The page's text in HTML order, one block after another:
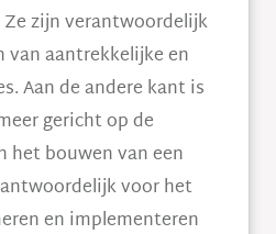
zijn verantwoordelijk
aantrekkelijke en
Aan de andere kant is
gericht op de
het bouwen van een
voor het
en implementeren